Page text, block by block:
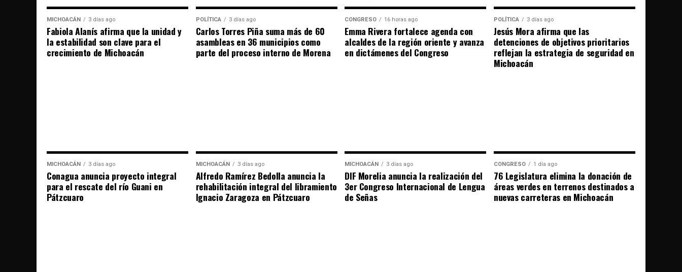
MICHOACÁN 3 días ago
Fabiola Alanís afirma que la unidad y
la estabilidad son clave para el
crecimiento de Michoacán
POLÍTICA 3 días ago
Carlos Torres Piña suma más de 60
asambleas en 36 municipios como
parte del proceso interno de Morena
CONGRESO 16 horas ago
Emma Rivera fortalece agenda con
alcaldes de la región oriente y avanza
en dictámenes del Congreso
POLÍTICA 3 días ago
Jesús Mora afirma que las
detenciones de objetivos prioritarios
reflejan la estrategia de seguridad en
Michoacán
MICHOACÁN 3 días ago
Conagua anuncia proyecto integral
para el rescate del río Guani en
Pátzcuaro
MICHOACÁN 3 días ago
Alfredo Ramírez Bedolla anuncia la
rehabilitación integral del libramiento
Ignacio Zaragoza en Pátzcuaro
MICHOACÁN 3 días ago
DIF Morelia anuncia la realización del
3er Congreso Internacional de Lengua
de Señas
CONGRESO 1 día ago
76 Legislatura elimina la donación de
áreas verdes en terrenos destinados a
nuevas carreteras en Michoacán